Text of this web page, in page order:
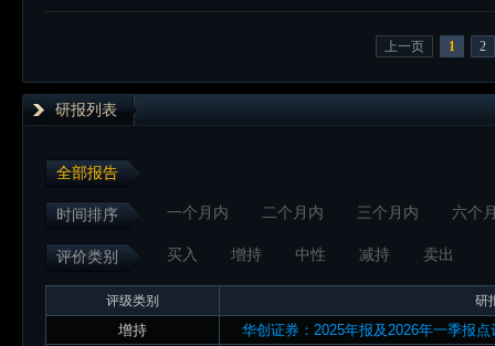
上一页 1 2
研报列表
全部报告
时间排序 一个月内 二个月内 三个月内 六个
评价类别 买入 增持 中性 减持 卖出
评级类别 研
增持
华创证券：2025年报及2026年一季报